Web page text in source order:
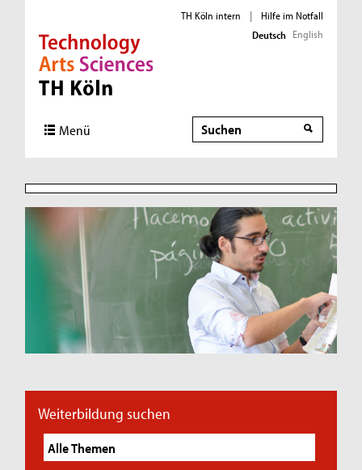
Direkt zur Hauptnavigation
Direkt zur Subnavigation
Direkt zum Inhalt
Direkt zum Fußbereich
TH Köln intern |
Hilfe im Notfall
Deutsch English
Menü Suche
Weiterbildung suchen